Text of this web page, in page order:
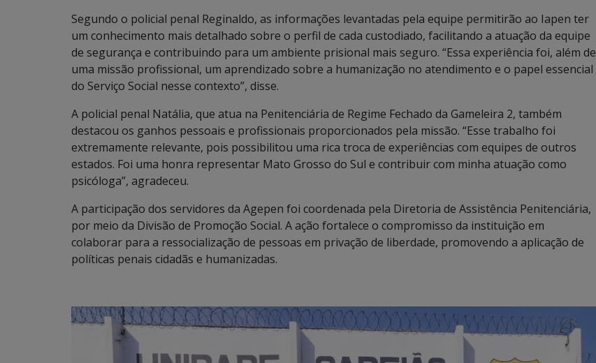
Segundo o policial penal Reginaldo, as informações levantadas pela equipe permitirão ao Iapen ter
um conhecimento mais detalhado sobre o perfil de cada custodiado, facilitando a atuação da equipe
de segurança e contribuindo para um ambiente prisional mais seguro. “Essa experiência foi, além de
uma missão profissional, um aprendizado sobre a humanização no atendimento e o papel essencial
do Serviço Social nesse contexto”, disse.
A policial penal Natália, que atua na Penitenciária de Regime Fechado da Gameleira 2, também
destacou os ganhos pessoais e profissionais proporcionados pela missão. “Esse trabalho foi
extremamente relevante, pois possibilitou uma rica troca de experiências com equipes de outros
estados. Foi uma honra representar Mato Grosso do Sul e contribuir com minha atuação como
psicóloga”, agradeceu.
A participação dos servidores da Agepen foi coordenada pela Diretoria de Assistência Penitenciária,
por meio da Divisão de Promoção Social. A ação fortalece o compromisso da instituição em
colaborar para a ressocialização de pessoas em privação de liberdade, promovendo a aplicação de
políticas penais cidadãs e humanizadas.